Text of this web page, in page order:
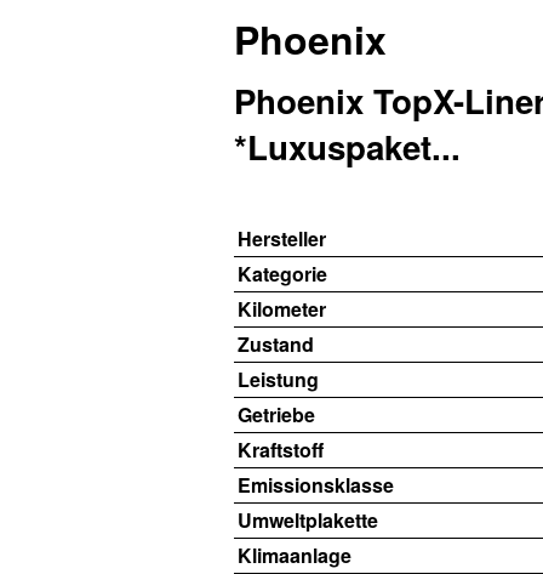
Phoenix
Phoenix TopX-
*Luxuspaket...
Hersteller
Kategorie
Kilometer
Zustand
Leistung
Getriebe
Kraftstoff
Emissionsklasse
Umweltplakette
Klimaanlage